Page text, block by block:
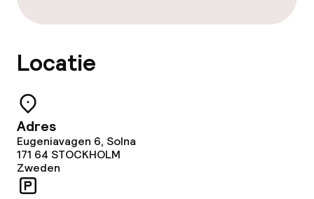
Eet- en drinkgelegenheden
Bar
Eet- en drinkdiensten
Ontbijtbuffet
Locatie
Adres
Eugeniavagen 6, Solna
171 64 STOCKHOLM
Zweden